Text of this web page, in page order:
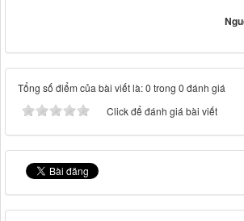
Tổng số điểm của bài viết là: 0 trong 0 đánh giá
Click để đánh giá bài viết